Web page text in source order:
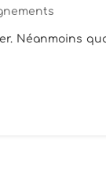
Néanmoins